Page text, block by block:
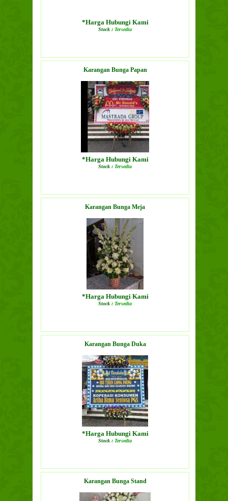
*Harga Hubungi Kami
Stock : Tersedia
Karangan Bunga Papan
*Harga Hubungi Kami
Stock : Tersedia
Karangan Bunga Meja
*Harga Hubungi Kami
Stock : Tersedia
Karangan Bunga Duka
*Harga Hubungi Kami
Stock : Tersedia
Karangan Bunga Stand